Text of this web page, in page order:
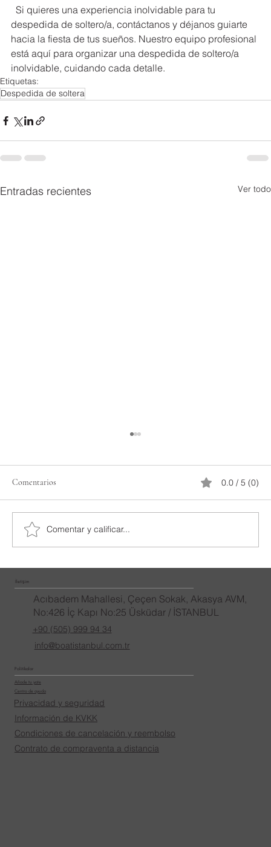
despedida de soltero/a, contáctanos y déjanos guiarte
hacia la fiesta de tus sueños. Nuestro equipo profesional
está aquí para organizar una despedida de soltero/a
inolvidable, cuidando cada detalle.
Etiquetas:
Despedida de soltera
Entradas recientes Ver todo
Organización de Cenas en Barco en Estambul
Comentarios 0.0 / 5 (0)
Comentar y calificar...
İletişim
Acıbadem Mahallesi, Çeçen Sokak, Akasya AVM,
No:426 İç Kapı No:25 Üsküdar / İSTANBUL
+90 (505) 999 94 34
info@boatistanbul.com.tr
Politikalar
Añade tu yate
Centro de ayuda
Privacidad y seguridad
Información de KVKK
Condiciones de cancelación y reembolso
Contrato de compraventa a distancia